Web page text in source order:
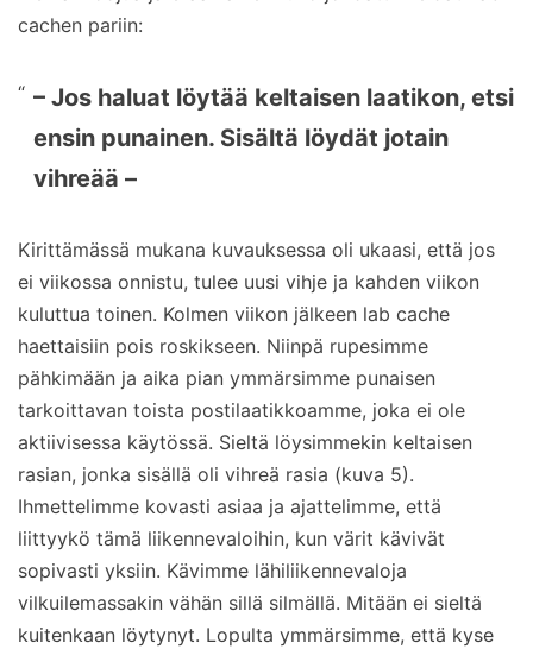
cachen pariin:
– Jos haluat löytää keltaisen laatikon, etsi
ensin punainen. Sisältä löydät jotain
vihreää –
Kirittämässä mukana kuvauksessa oli ukaasi, että jos
ei viikossa onnistu, tulee uusi vihje ja kahden viikon
kuluttua toinen. Kolmen viikon jälkeen lab cache
haettaisiin pois roskikseen. Niinpä rupesimme
pähkimään ja aika pian ymmärsimme punaisen
tarkoittavan toista postilaatikkoamme, joka ei ole
aktiivisessa käytössä. Sieltä löysimmekin keltaisen
rasian, jonka sisällä oli vihreä rasia (kuva 5).
Ihmettelimme kovasti asiaa ja ajattelimme, että
liittyykö tämä liikennevaloihin, kun värit kävivät
sopivasti yksiin. Kävimme lähiliikennevaloja
vilkuilemassakin vähän sillä silmällä. Mitään ei sieltä
kuitenkaan löytynyt. Lopulta ymmärsimme, että kyse